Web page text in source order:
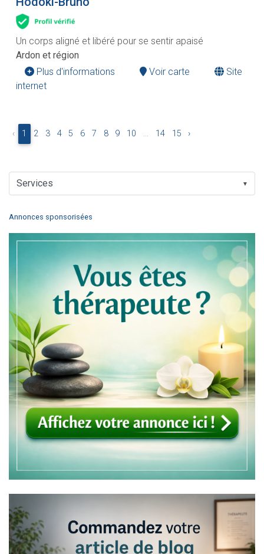
Un corps aligné et libéré pour se sentir apaisé
Ardon et région
Plus d'informations
Voir carte
Site
internet
‹ 1 2 3 4 5 6 7 8 9 10 ... 14 15 ›
▼
Annonces sponsorisées